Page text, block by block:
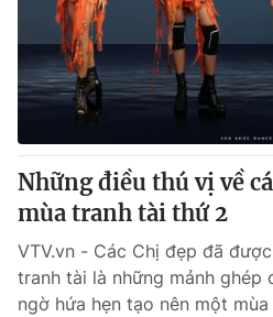
Thị trường 24h
VTV4
VTV9
Những điều thú vị về
mùa tranh tài thứ 2
VTV.vn - Các Chị đẹp đã
tranh tài là những mảnh ghép
ngờ hứa hẹn tạo nên một